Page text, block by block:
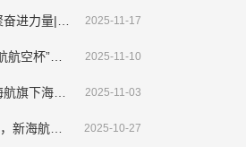
2025-11-17
2025年“新海航航空杯”海口地区职工篮球赛圆满收官 2025-11-10
榜样力量|新海航旗下海航技术新疆维修基地侯新宇： 拾金不昧显担当，诚信美德传清风​ 2025-11-03
创新引领未来，新海航旗下海航技术VR机务技能培训应用系统亮相第三届CATA航空大会 2025-10-27